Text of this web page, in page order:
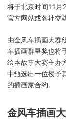
将于北京时间11月
官方网站或各社交
由金风车插画大赛
车插画群星奖也将
绘本故事大赛主办
中甄选出一位授予
的插画家合约。
金风车插画